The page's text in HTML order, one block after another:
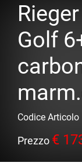
Golf
Codice Articolo
Prezzo €